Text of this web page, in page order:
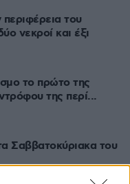
του
νεκροί και έξι
το πρώτο της
της περί...
Σαββατοκύριακα του